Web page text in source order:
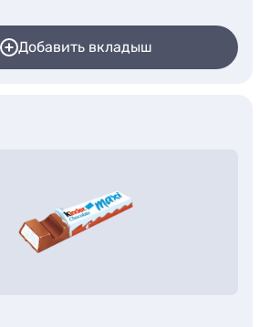
Добавить вкладыш